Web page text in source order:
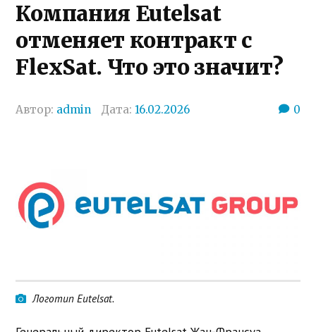
Компания Eutelsat
отменяет контракт с
FlexSat. Что это значит?
Автор: admin Дата:16.02.2026 0
Логотип Eutelsat.